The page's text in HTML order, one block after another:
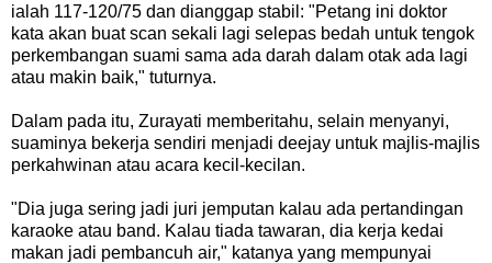
ialah 117-120/75 dan dianggap stabil: "Petang ini doktor
kata akan buat scan sekali lagi selepas bedah untuk tengok
perkembangan suami sama ada darah dalam otak ada lagi
atau makin baik," tuturnya.
Dalam pada itu, Zurayati memberitahu, selain menyanyi,
suaminya bekerja sendiri menjadi deejay untuk majlis-majlis
perkahwinan atau acara kecil-kecilan.
"Dia juga sering jadi juri jemputan kalau ada pertandingan
karaoke atau band. Kalau tiada tawaran, dia kerja kedai
makan jadi pembancuh air," katanya yang mempunyai